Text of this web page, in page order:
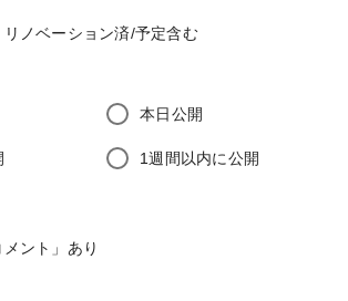
リノベーション済/予定含む
本日公開
1週間以内に公開
メント」あり